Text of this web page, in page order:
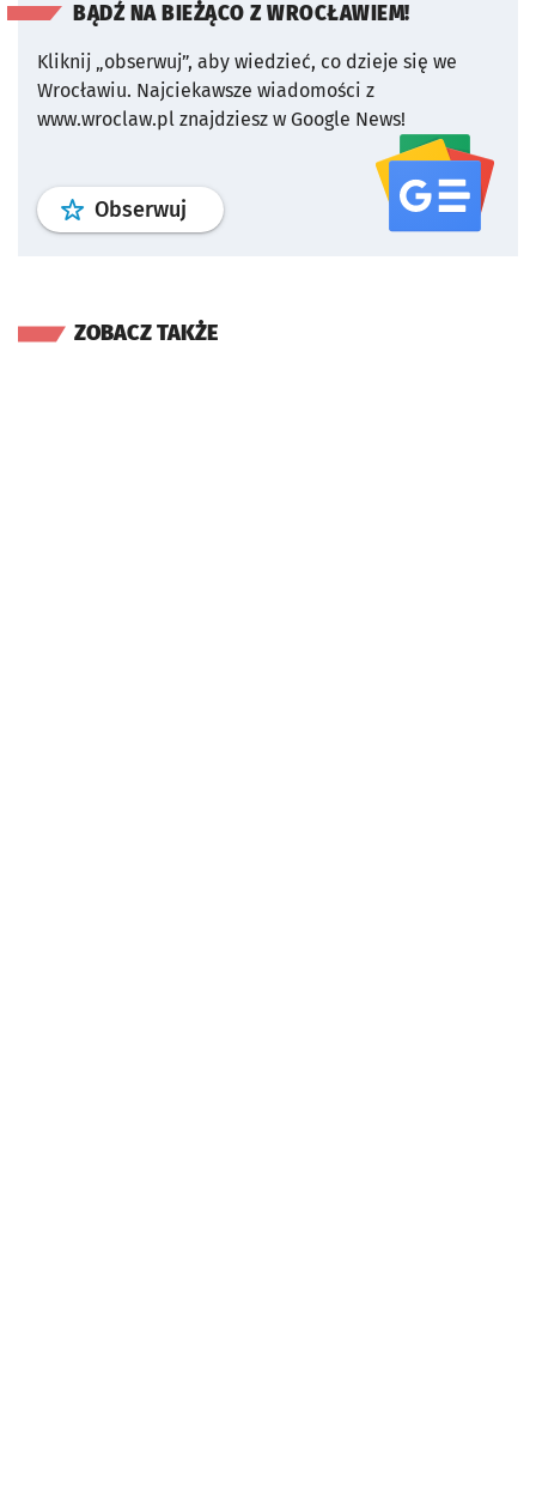
BĄDŹ NA BIEŻĄCO Z WROCŁAWIEM!
Kliknij „obserwuj”, aby wiedzieć, co dzieje się we
Wrocławiu. Najciekawsze wiadomości z
www.wroclaw.pl znajdziesz w Google News!
Obserwuj profil serwisu
ZOBACZ TAKŻE